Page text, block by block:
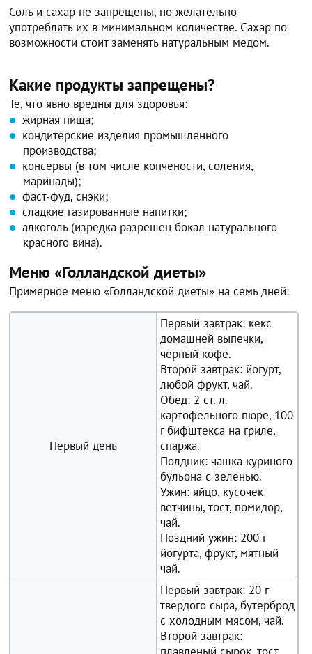
Соль и сахар не запрещены, но желательно
употреблять их в минимальном количестве. Сахар по
возможности стоит заменять натуральным медом.
Какие продукты запрещены?
Те, что явно вредны для здоровья:
жирная пища;
кондитерские изделия промышленного
производства;
консервы (в том числе копчености, соления,
маринады);
фаст-фуд, снэки;
сладкие газированные напитки;
алкоголь (изредка разрешен бокал натурального
красного вина).
Меню «Голландской диеты»
Примерное меню «Голландской диеты» на семь дней:
Первый день
Первый завтрак: кекс
домашней выпечки,
черный кофе.
Второй завтрак: йогурт,
любой фрукт, чай.
Обед: 2 ст. л.
картофельного пюре, 100
г бифштекса на гриле,
спаржа.
Полдник: чашка куриного
бульона с зеленью.
Ужин: яйцо, кусочек
ветчины, тост, помидор,
чай.
Поздний ужин: 200 г
йогурта, фрукт, мятный
чай.
Первый завтрак: 20 г
твердого сыра, бутерброд
с холодным мясом, чай.
Второй завтрак: